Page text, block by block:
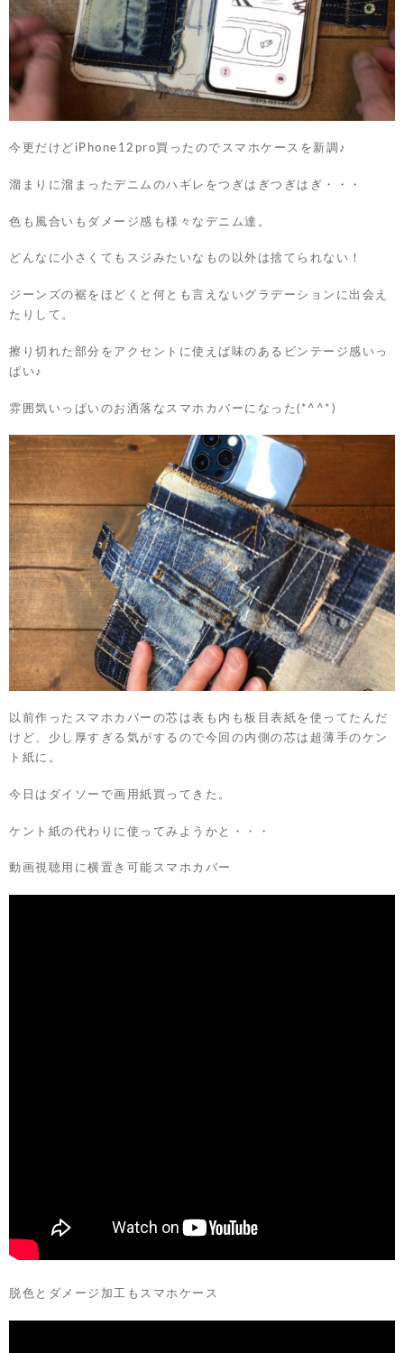
今更だけどiPhone12pro買ったのでスマホケースを新調♪
溜まりに溜まったデニムのハギレをつぎはぎつぎはぎ・・・
色も風合いもダメージ感も様々なデニム達。
どんなに小さくてもスジみたいなもの以外は捨てられない！
ジーンズの裾をほどくと何とも言えないグラデーションに出会え
たりして。
擦り切れた部分をアクセントに使えば味のあるビンテージ感いっ
ぱい♪
雰囲気いっぱいのお洒落なスマホカバーになった(*^^*)
以前作ったスマホカバーの芯は表も内も板目表紙を使ってたんだ
けど、少し厚すぎる気がするので今回の内側の芯は超薄手のケン
ト紙に。
今日はダイソーで画用紙買ってきた。
ケント紙の代わりに使ってみようかと・・・
動画視聴用に横置き可能スマホカバー
脱色とダメージ加工もスマホケース